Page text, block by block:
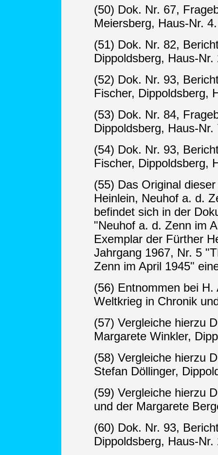
(50) Dok. Nr. 67,
Meiersberg, Haus-Nr. 4.
(51) Dok. Nr. 82,
Dippoldsberg, Haus-Nr.
(52) Dok. Nr. 93,
Fischer, Dippoldsberg,
(53) Dok. Nr. 84,
Dippoldsberg, Haus-Nr.
(54) Dok. Nr. 93,
Fischer, Dippoldsberg,
(55) Das Original
Heinlein, Neuhof a. d.
befindet sich in der
"Neuhof a. d. Zenn im
Exemplar der Fürther
Jahrgang 1967, Nr. 5
Zenn im April 1945"
(56) Entnommen bei
Weltkrieg in Chronik
(57) Vergleiche hierzu
Margarete Winkler,
(58) Vergleiche hierzu
Stefan Döllinger,
(59) Vergleiche hierzu
und der Margarete
(60) Dok. Nr. 93,
Dippoldsberg, Haus-Nr.